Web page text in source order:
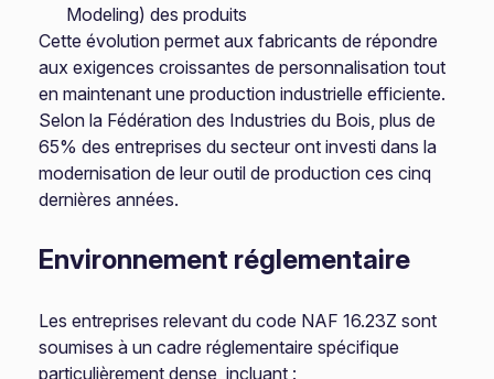
Modeling) des produits
Cette évolution permet aux fabricants de répondre
aux exigences croissantes de personnalisation tout
en maintenant une production industrielle efficiente.
Selon la Fédération des Industries du Bois, plus de
65% des entreprises du secteur ont investi dans la
modernisation de leur outil de production ces cinq
dernières années.
Environnement réglementaire
Les entreprises relevant du code NAF 16.23Z sont
soumises à un cadre réglementaire spécifique
particulièrement dense, incluant :